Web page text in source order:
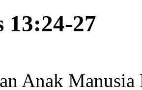
27
Anak Manusia